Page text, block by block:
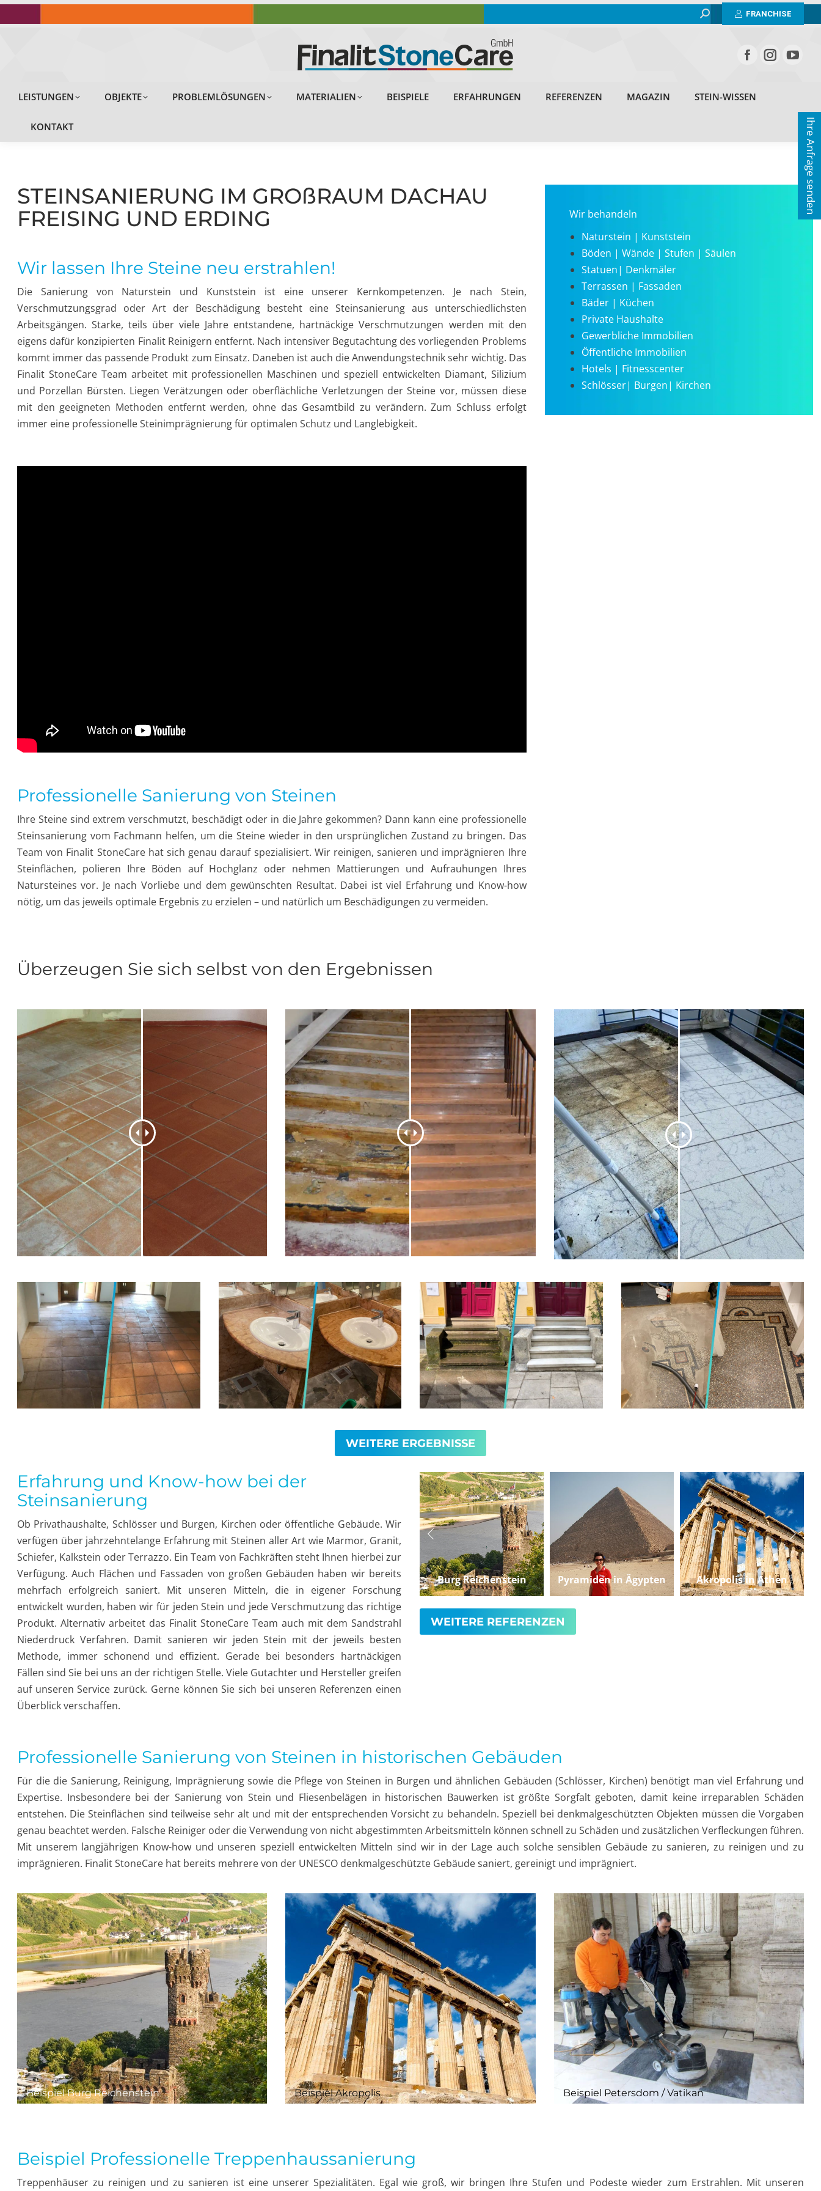
Search: FRANCHISE
LEISTUNGEN OBJEKTE PROBLEMLÖSUNGEN MATERIALIEN BEISPIELE ERFAHRUNGEN REFERENZEN MAGAZIN STEIN-WISSEN
KONTAKT
STEINSANIERUNG IM GROßRAUM DACHAU
FREISING UND ERDING
Wir lassen Ihre Steine neu erstrahlen!
Die Sanierung von Naturstein und Kunststein ist eine unserer Kernkompetenzen. Je nach Stein,
Verschmutzungsgrad oder Art der Beschädigung besteht eine Steinsanierung aus unterschiedlichsten
Arbeitsgängen. Starke, teils über viele Jahre entstandene, hartnäckige Verschmutzungen werden mit den
eigens dafür konzipierten Finalit Reinigern entfernt. Nach intensiver Begutachtung des vorliegenden Problems
kommt immer das passende Produkt zum Einsatz. Daneben ist auch die Anwendungstechnik sehr wichtig. Das
Finalit StoneCare Team arbeitet mit professionellen Maschinen und speziell entwickelten Diamant, Silizium
und Porzellan Bürsten. Liegen Verätzungen oder oberflächliche Verletzungen der Steine vor, müssen diese
mit den geeigneten Methoden entfernt werden, ohne das Gesamtbild zu verändern. Zum Schluss erfolgt
immer eine professionelle Steinimprägnierung für optimalen Schutz und Langlebigkeit.
Professionelle Sanierung von Steinen
Ihre Steine sind extrem verschmutzt, beschädigt oder in die Jahre gekommen? Dann kann eine professionelle
Steinsanierung vom Fachmann helfen, um die Steine wieder in den ursprünglichen Zustand zu bringen. Das
Team von Finalit StoneCare hat sich genau darauf spezialisiert. Wir reinigen, sanieren und imprägnieren Ihre
Steinflächen, polieren Ihre Böden auf Hochglanz oder nehmen Mattierungen und Aufrauhungen Ihres
Natursteines vor. Je nach Vorliebe und dem gewünschten Resultat. Dabei ist viel Erfahrung und Know-how
nötig, um das jeweils optimale Ergebnis zu erzielen – und natürlich um Beschädigungen zu vermeiden.
Wir behandeln
Naturstein | Kunststein
Böden | Wände | Stufen | Säulen
Statuen| Denkmäler
Terrassen | Fassaden
Bäder | Küchen
Private Haushalte
Gewerbliche Immobilien
Öffentliche Immobilien
Hotels | Fitnesscenter
Schlösser| Burgen| Kirchen
Überzeugen Sie sich selbst von den Ergebnissen
WEITERE ERGEBNISSE
Erfahrung und Know-how bei der
Steinsanierung
Ob Privathaushalte, Schlösser und Burgen, Kirchen oder öffentliche Gebäude. Wir
verfügen über jahrzehntelange Erfahrung mit Steinen aller Art wie Marmor, Granit,
Schiefer, Kalkstein oder Terrazzo. Ein Team von Fachkräften steht Ihnen hierbei zur
Verfügung. Auch Flächen und Fassaden von großen Gebäuden haben wir bereits
mehrfach erfolgreich saniert. Mit unseren Mitteln, die in eigener Forschung
entwickelt wurden, haben wir für jeden Stein und jede Verschmutzung das richtige
Produkt. Alternativ arbeitet das Finalit StoneCare Team auch mit dem Sandstrahl
Niederdruck Verfahren. Damit sanieren wir jeden Stein mit der jeweils besten
Methode, immer schonend und effizient. Gerade bei besonders hartnäckigen
Fällen sind Sie bei uns an der richtigen Stelle. Viele Gutachter und Hersteller greifen
auf unseren Service zurück. Gerne können Sie sich bei unseren Referenzen einen
Überblick verschaffen.
Hotel „The Romanos“,
Costa Navarino
Linzer Schloss Hauptbahnhof Wien Burg Reichenstein Pyramiden in Ägypten Akropolis in Athen
WEITERE REFERENZEN
Professionelle Sanierung von Steinen in historischen Gebäuden
Für die die Sanierung, Reinigung, Imprägnierung sowie die Pflege von Steinen in Burgen und ähnlichen Gebäuden (Schlösser, Kirchen) benötigt man viel Erfahrung und
Expertise. Insbesondere bei der Sanierung von Stein und Fliesenbelägen in historischen Bauwerken ist größte Sorgfalt geboten, damit keine irreparablen Schäden
entstehen. Die Steinflächen sind teilweise sehr alt und mit der entsprechenden Vorsicht zu behandeln. Speziell bei denkmalgeschützten Objekten müssen die Vorgaben
genau beachtet werden. Falsche Reiniger oder die Verwendung von nicht abgestimmten Arbeitsmitteln können schnell zu Schäden und zusätzlichen Verfleckungen führen.
Mit unserem langjährigen Know-how und unseren speziell entwickelten Mitteln sind wir in der Lage auch solche sensiblen Gebäude zu sanieren, zu reinigen und zu
imprägnieren. Finalit StoneCare hat bereits mehrere von der UNESCO denkmalgeschützte Gebäude saniert, gereinigt und imprägniert.
Beispiel Burg Reichenstein Beispiel Akropolis Beispiel Petersdom / Vatikan
Beispiel Professionelle Treppenhaussanierung
Treppenhäuser zu reinigen und zu sanieren ist eine unserer Spezialitäten. Egal wie groß, wir bringen Ihre Stufen und Podeste wieder zum Erstrahlen. Mit unseren
Ihre Anfrage senden
ERFAHRUNGEN REFERENZEN